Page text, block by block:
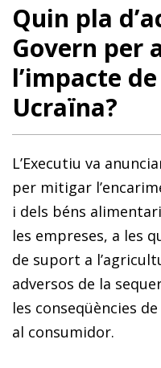
Quin pla
Govern per
l’impacte
Ucraïna?
L’Executiu va
per mitigar
i dels béns
les empreses, a les
de suport a
adversos de la
les conseqüències
al consumidor.